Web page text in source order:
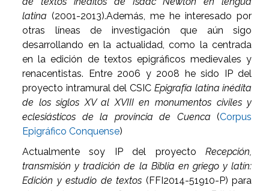
latina (2001-2013).Además, me he interesado por
otras líneas de investigación que aún sigo
desarrollando en la actualidad, como la centrada
en la edición de textos epigráficos medievales y
renacentistas. Entre 2006 y 2008 he sido IP del
proyecto intramural del CSIC Epigrafía latina inédita
de los siglos XV al XVIII en monumentos civiles y
eclesiásticos de la provincia de Cuenca(Corpus
Epigráfico Conquense)
Actualmente soy IP del proyectoRecepción,
transmisión y tradición de la Biblia en griego y latín:
Edición y estudio de textos (FFI2014-51910-P) para